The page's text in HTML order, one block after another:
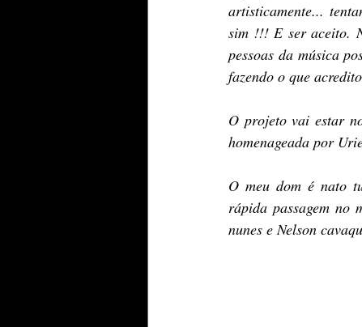
artisticamente...
sim !!! E ser aceito.
pessoas da música
fazendo o que
O projeto vai estar
homenageada por
O meu dom é nato
rápida passagem no
nunes e Nelson